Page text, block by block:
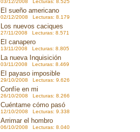
03/12/2008 Lecturas: 8.525
El sueño americano
02/12/2008 Lecturas: 8.179
Los nuevos caciques
27/11/2008 Lecturas: 8.571
El canapero
13/11/2008 Lecturas: 8.805
La nueva Inquisición
03/11/2008 Lecturas: 8.469
El payaso imposible
29/10/2008 Lecturas: 9.626
Confíe en mi
26/10/2008 Lecturas: 8.266
Cuéntame cómo pasó
12/10/2008 Lecturas: 9.338
Arrimar el hombro
06/10/2008 Lecturas: 8.040